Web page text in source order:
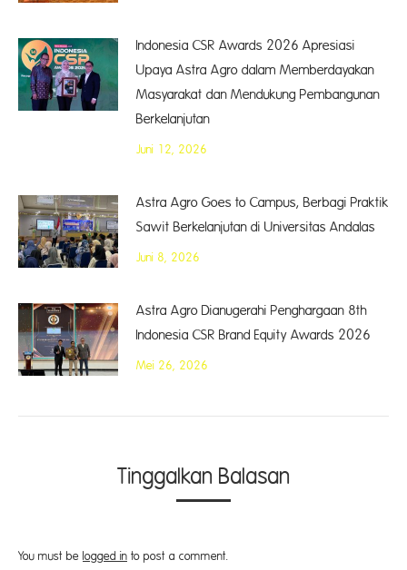
Indonesia CSR Awards 2026 Apresiasi
Upaya Astra Agro dalam Memberdayakan
Masyarakat dan Mendukung Pembangunan
Berkelanjutan
Juni 12, 2026
Astra Agro Goes to Campus, Berbagi Praktik
Sawit Berkelanjutan di Universitas Andalas
Juni 8, 2026
Astra Agro Dianugerahi Penghargaan 8th
Indonesia CSR Brand Equity Awards 2026
Mei 26, 2026
Tinggalkan Balasan
You must be logged in to post a comment.